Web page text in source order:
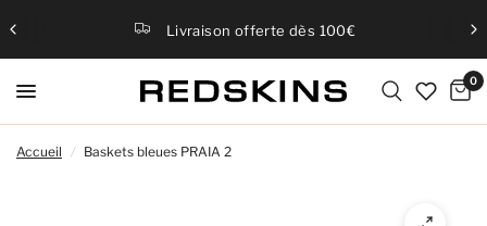
Livraison offerte dès 100€
0
Accueil / Baskets bleues PRAIA 2